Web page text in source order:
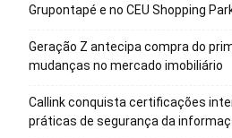
Grupontapé e no CEU Shopping
Geração Z antecipa compra do
mudanças no mercado imobiliário
Callink conquista certificações
práticas de segurança da